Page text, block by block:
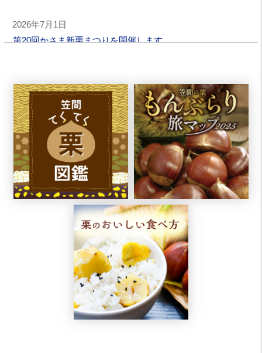
2026年7月1日
第20回かさま新栗まつりを開催します
図形商標「笠間の栗」について
2024年8月19日
「東京で味わう笠間の栗パンフレット」ができあがりまし
た！
てくてく栗図鑑